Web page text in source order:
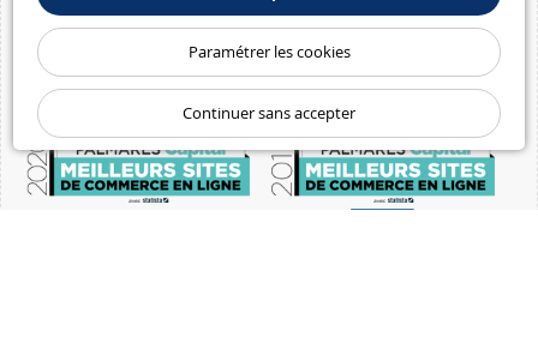
Paramétrer les cookies
Continuer sans accepter